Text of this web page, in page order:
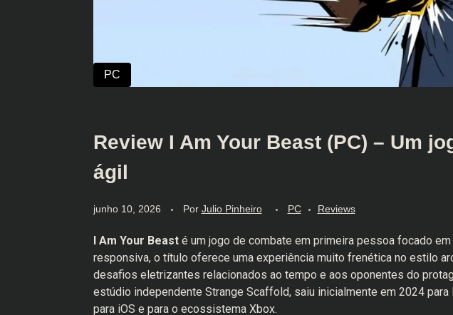
Review I Am Your Beast (PC) – Um
ágil
junho 10, 2026 Por Julio Pinheiro PC Reviews
I Am Your Beasté um jogo de combate em primeira pessoa focado em
responsiva, o título oferece uma experiência muito frenética no estilo
desafios eletrizantes relacionados ao tempo e aos oponentes do
estúdio independente Strange Scaffold, saiu inicialmente em 2024
para iOS e para o ecossistema Xbox.